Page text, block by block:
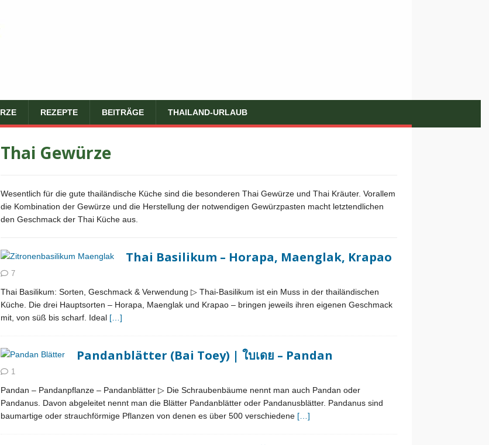
REZEPTE BEITRÄGE THAILAND-URLAUB
Thai Gewürze
Wesentlich für die gute thailändische Küche sind die besonderen Thai Gewürze und Thai Kräuter. Vorallem
die Kombination der Gewürze und die Herstellung der notwendigen Gewürzpasten macht letztendlichen
den Geschmack der Thai Küche aus.
Thai Basilikum – Horapa, Maenglak, Krapao
7
Thai Basilikum: Sorten, Geschmack & Verwendung ▷ Thai-Basilikum ist ein Muss in der thailändischen
Küche. Die drei Hauptsorten – Horapa, Maenglak und Krapao – bringen jeweils ihren eigenen Geschmack
mit, von süß bis scharf. Ideal […]
Pandanblätter (Bai Toey) | ใบเดย – Pandan
1
Pandan – Pandanpflanze – Pandanblätter ▷ Die Schraubenbäume nennt man auch Pandan oder
Pandanus. Davon abgeleitet nennt man die Blätter Pandanblätter oder Pandanusblätter. Pandanus sind
baumartige oder strauchförmige Pflanzen von denen es über 500 verschiedene […]